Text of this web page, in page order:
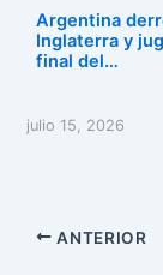
Argentina
Inglaterra y
final del…
julio 15, 2026
ANTERIOR